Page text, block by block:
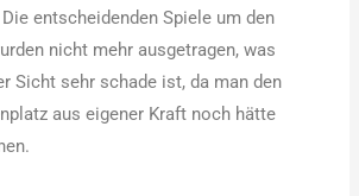
entscheidenden Spiele um den
nicht mehr ausgetragen, was
Sicht sehr schade ist, da man den
aus eigener Kraft noch hätte